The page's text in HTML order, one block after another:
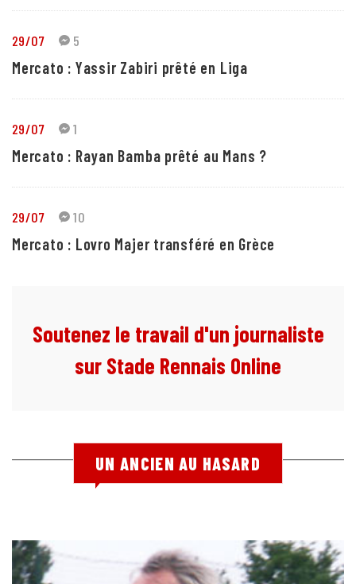
29/07 5
Mercato : Yassir Zabiri prêté en Liga
29/07 1
Mercato : Rayan Bamba prêté au Mans ?
29/07 10
Mercato : Lovro Majer transféré en Grèce
Soutenez le travail d'un journaliste
sur Stade Rennais Online
UN ANCIEN AU HASARD